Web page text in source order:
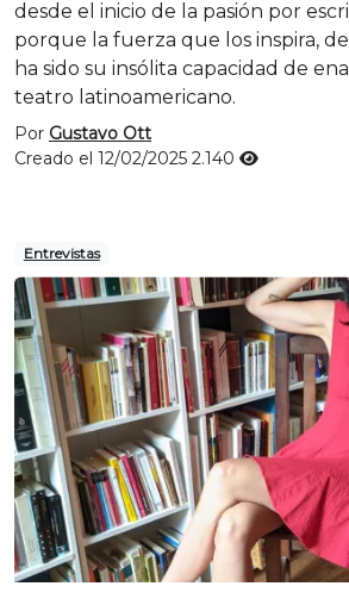
desde el inicio de la pasión por
porque la fuerza que los inspira,
ha sido su insólita capacidad de
teatro latinoamericano.
Por Gustavo Ott
Creado el 12/02/2025 2.140
Entrevistas